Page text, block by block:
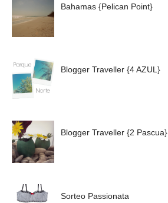
Bahamas {Pelican Point}
Blogger Traveller {4 AZUL}
Blogger Traveller {2 Pascua}
Sorteo Passionata